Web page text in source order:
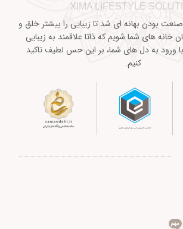
XIMA LIFESTYLE
بودن بهانه ای شد تا زیبایی را بیشتر خلق و
خانه های شما شویم که ذاتا علاقمند به زیبایی
با ورود به دل های شما، بر این حس لطیف تاکید
کنیم.
مهم